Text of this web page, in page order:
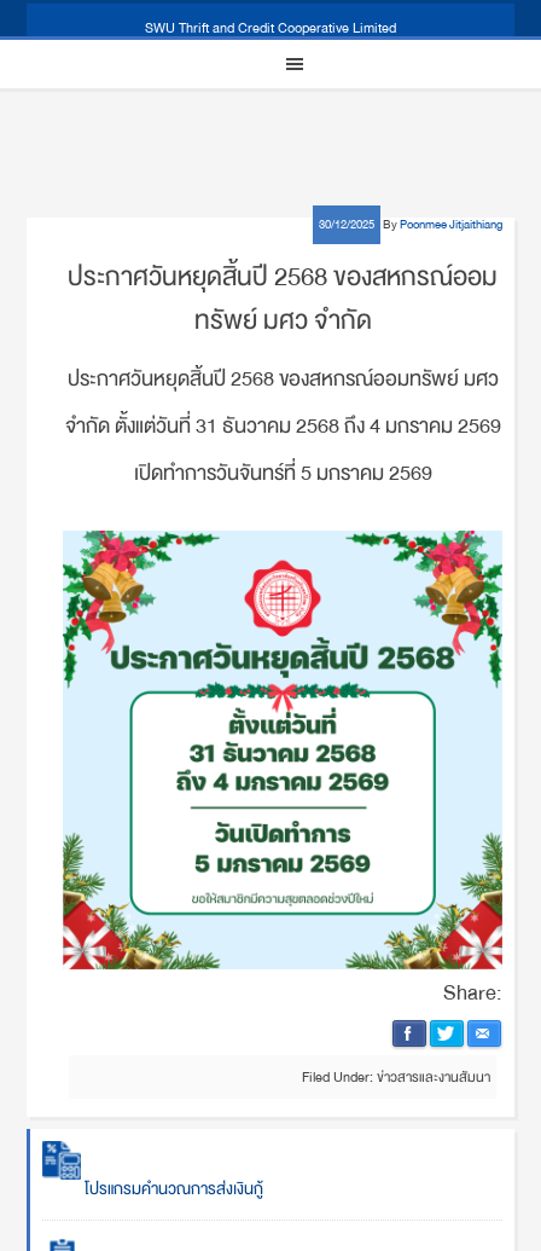
SWU Thrift and Credit Cooperative Limited
30/12/2025 ByPoonmee Jitjaithiang
ประกาศวันหยุดสิ้นปี 2568 ของสหกรณ์ออม
ทรัพย์ มศว จำกัด
ประกาศวันหยุดสิ้นปี 2568 ของสหกรณ์ออมทรัพย์ มศว
จำกัด ตั้งแต่วันที่ 31 ธันวาคม 2568 ถึง 4 มกราคม 2569
เปิดทำการวันจันทร์ที่ 5 มกราคม 2569
Share:
Filed Under:ข่าวสารและงานสัมนา
โปรแกรมคำนวณการส่งเงินกู้